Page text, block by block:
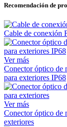
Recomendación de
Cable de conexión
Ver más
Conector óptico de
para exteriores IP68
Ver más
Conector óptico de
exteriores